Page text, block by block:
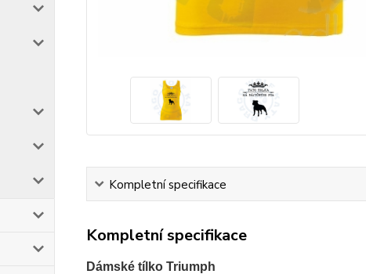
Kompletní specifikace
Kompletní specifikace
Dámské tílko Triumph